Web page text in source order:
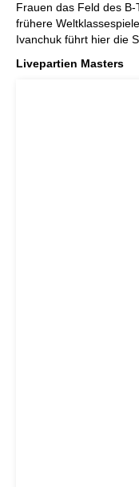
Frauen das Feld des
frühere
Ivanchuk führt hier die
Livepartien Masters